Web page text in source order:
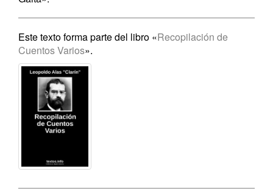
Este texto forma parte del libro «Recopilación de
Cuentos Varios».